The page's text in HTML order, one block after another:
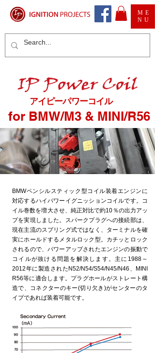
ME
NU
​アイピーパワーコイル
BMWペンシルスティック型コイル装着エンジンに
対応するハイパワーイグニッションコイルです。コ
イル巻数を増大させ、純正対比で約10％の出力アッ
プを実現しました。スパークプラグへの接続部は、
現在主流のスプリング式ではなく、ターミナルを確
実にホールドするメタルロック型。カチッとロック
されるので、パワーアップされたエンジンの振動で
コイルが抜ける問題を解決します。主に1988～
2012年に製造されたN52/N54/S54/N45/N46、MINI
R56等に適合します。プラグホールがストレート構
造で、コネクターのキー(切り欠き)がセンターのタ
イプであれば装着可能です。
for BMW/M3 & MINI/R56